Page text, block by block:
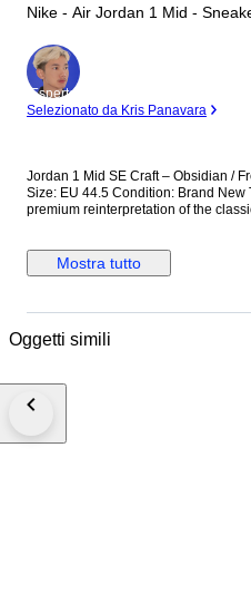
Nike - Air Jordan 1 Mid -
Esperto
Selezionato da Kris Panavara
Jordan 1 Mid SE Craft – Obsidian /
Size: EU 44.5 Condition: Brand New The Jordan 1 Mid SE Craft is a
premium reinterpretation of the
offering a stylish and contemporary
sneaker enthusiasts seeking a unique
Slate / White Size: EU 44.5 Condition: Brand new, never worn Multi-
support and style Cushioned insole for comfort Iconic Air Jordan Wings
Mostra tutto
Oggetti simili